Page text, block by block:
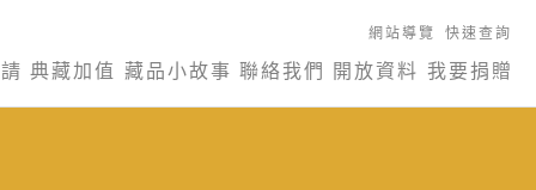
網站導覽 快速查詢
典藏加值 藏品小故事 聯絡我們 開放資料 我要捐贈